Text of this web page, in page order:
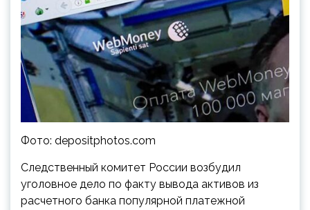
Фото: depositphotos.com
Следственный комитет России возбудил
уголовное дело по факту вывода активов из
расчетного банка популярной платежной